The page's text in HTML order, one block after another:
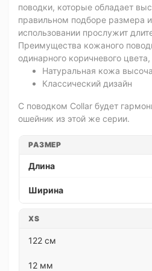
поводки, которые обладает
правильном подборе размера
использовании прослужит
Преимущества кожаного
одинарного коричневого
Натуральная кожа
Классический дизайн
С поводком Collar будет
ошейник из этой же серии.
РАЗМЕР
Длина
Ширина
XS
122 см
12 мм